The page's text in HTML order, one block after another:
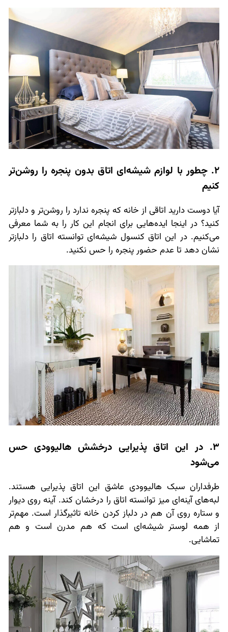
2. چطور با لوازم شیشه‌ای اتاق بدون پنجره را روشن‌تر
کنیم
آیا دوست دارید اتاقی از خانه که پنجره ندارد را روشن‌تر و دلبازتر
کنید؟ در اینجا ایده‌هایی برای انجام این کار را به شما معرفی
می‌کنیم. در این اتاق کنسول شیشه‌ای توانسته اتاق را دلبازتر
نشان دهد تا عدم حضور پنجره را حس نکنید.
3. در این اتاق پذیرایی درخشش هالیوودی حس
می‌شود
طرفداران سبک هالیوودی عاشق این اتاق پذیرایی هستند.
لبه‌های آینه‌ای میز توانسته اتاق را درخشان کند. آینه روی دیوار
و ستاره روی آن هم در دلباز کردن خانه تاثیرگذار است. مهم‌تر
از همه لوستر شیشه‌ای است که هم مدرن است و هم
تماشایی.